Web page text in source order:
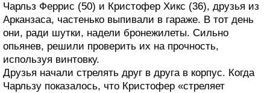
Чарльз Феррис (50) и Кристофер Хикс (36), друзья из
Арканзаса, частенько выпивали в гараже. В тот день
они, ради шутки, надели бронежилеты. Сильно
опьянев, решили проверить их на прочность,
используя винтовку.
Друзья начали стрелять друг в друга в корпус. Когда
Чарльзу показалось, что Кристофер «стреляет